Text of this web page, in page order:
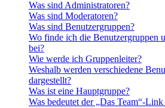
Was sind Administratoren?
Was sind Moderatoren?
Was sind Benutzergruppen?
Wo finde ich die Benutzergruppen
bei?
Wie werde ich Gruppenleiter?
Weshalb werden verschiedene
dargestellt?
Was ist eine Hauptgruppe?
Was bedeutet der „Das Team“-